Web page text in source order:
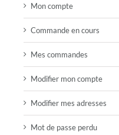
Mon compte
Commande en cours
Mes commandes
Modifier mon compte
Modifier mes adresses
Mot de passe perdu